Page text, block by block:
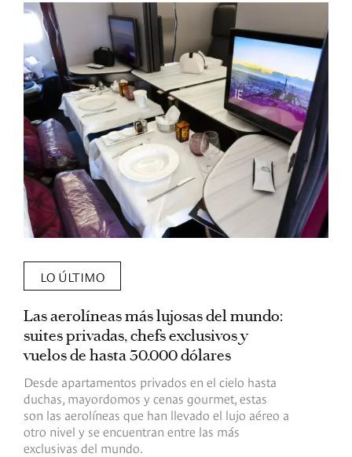
LO ÚLTIMO
Las aerolíneas más lujosas del mundo:
suites privadas, chefs exclusivos y
vuelos de hasta 30.000 dólares
Desde apartamentos privados en el cielo hasta
duchas, mayordomos y cenas gourmet, estas
son las aerolíneas que han llevado el lujo aéreo a
otro nivel y se encuentran entre las más
exclusivas del mundo.